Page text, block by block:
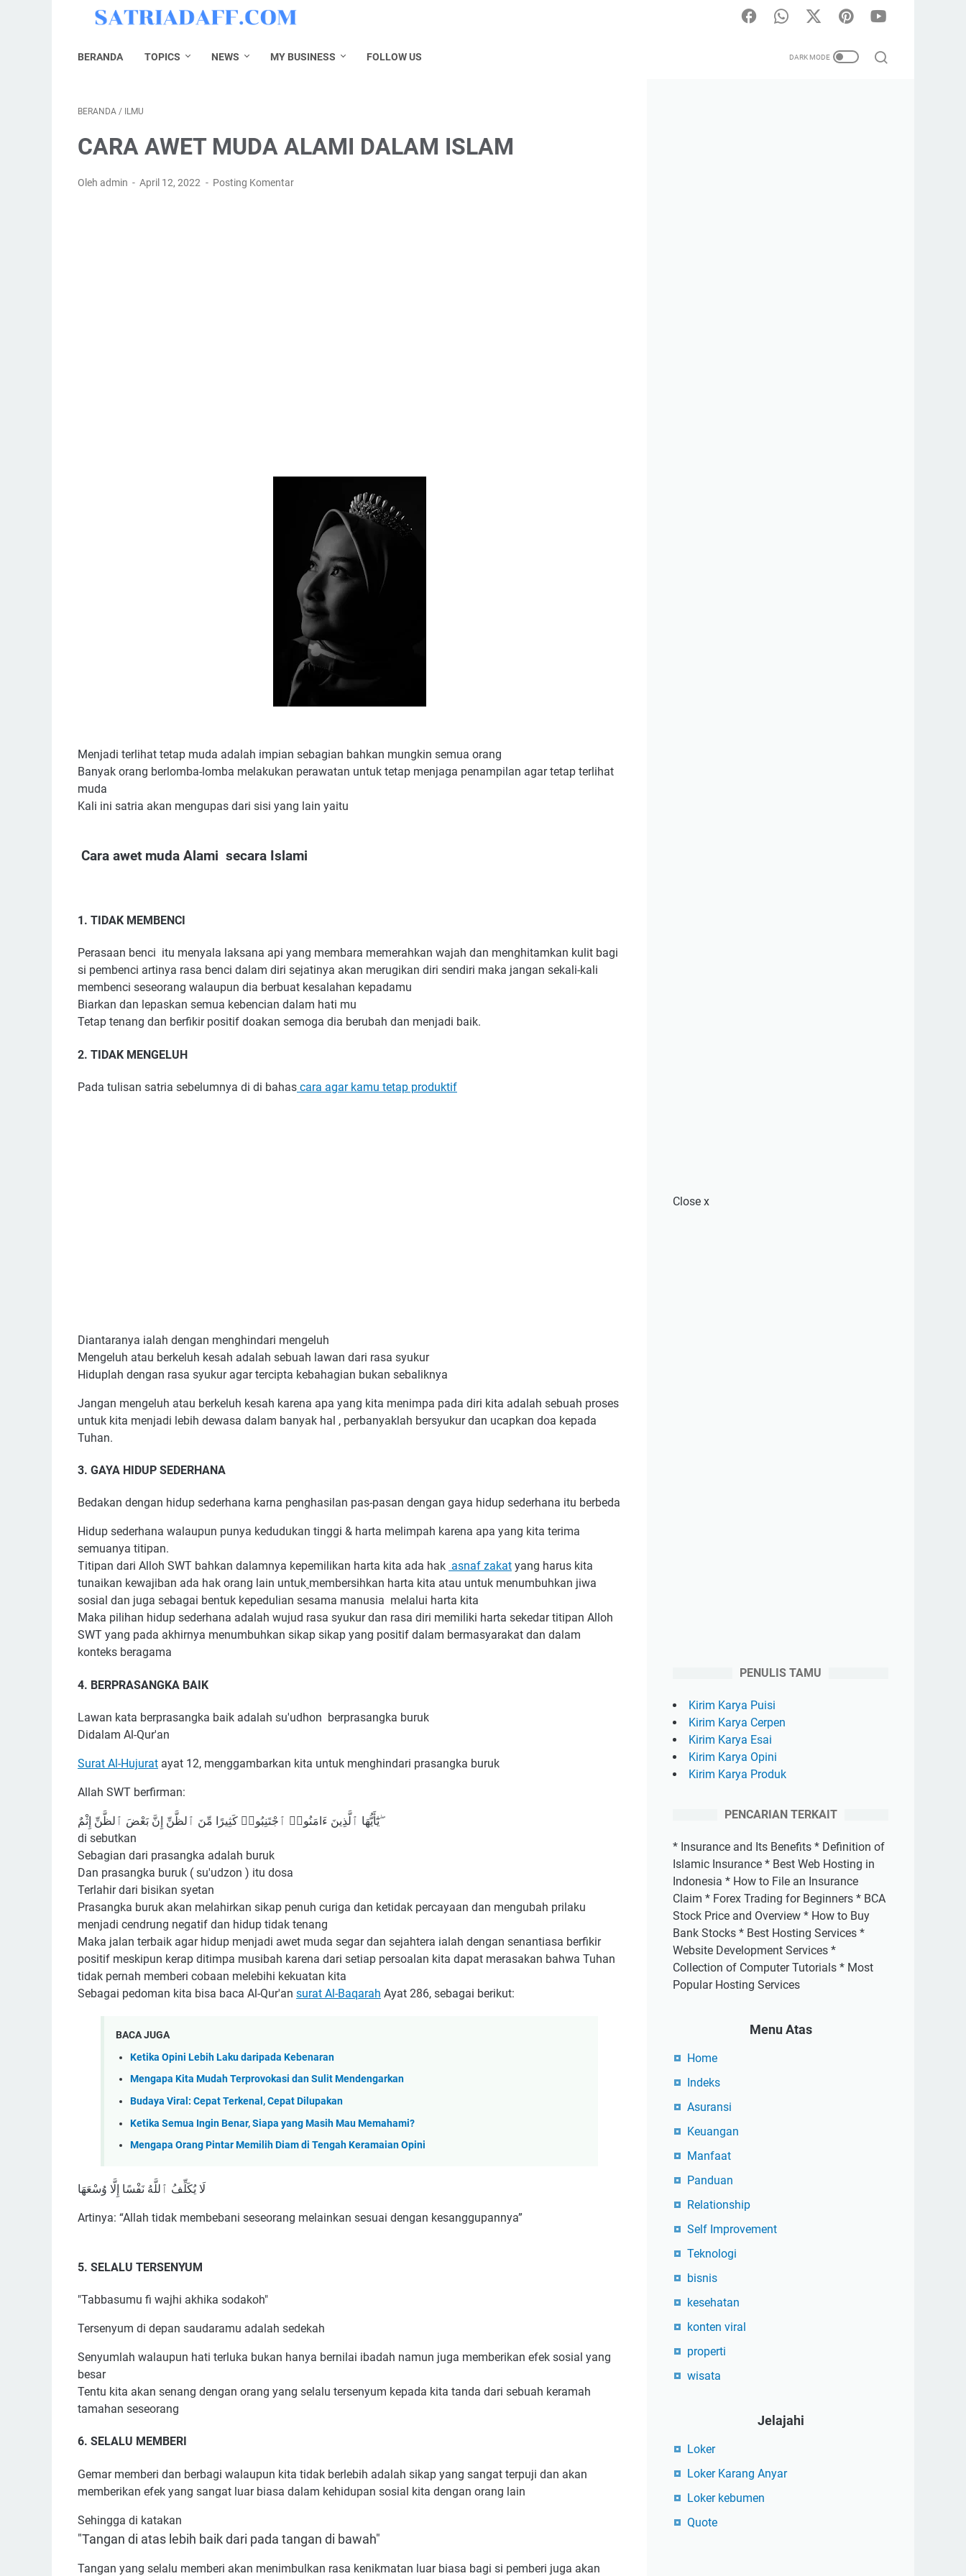
BERANDA TOPICS NEWS MY BUSINESS FOLLOW US
BERANDA / ILMU
CARA AWET MUDA ALAMI DALAM ISLAM
Oleh admin April 12, 2022 Posting Komentar
Menjadi terlihat tetap muda adalah impian sebagian bahkan mungkin semua orang
Banyak orang berlomba-lomba melakukan perawatan untuk tetap menjaga penampilan agar tetap terlihat
muda
Kali ini satria akan mengupas dari sisi yang lain yaitu
Cara awet muda Alami secara Islami
1. TIDAK MEMBENCI
Perasaan benci itu menyala laksana api yang membara memerahkan wajah dan menghitamkan kulit bagi
si pembenci artinya rasa benci dalam diri sejatinya akan merugikan diri sendiri maka jangan sekali-kali
membenci seseorang walaupun dia berbuat kesalahan kepadamu
Biarkan dan lepaskan semua kebencian dalam hati mu
Tetap tenang dan berfikir positif doakan semoga dia berubah dan menjadi baik.
2. TIDAK MENGELUH
Pada tulisan satria sebelumnya di di bahas cara agar kamu tetap produktif
Diantaranya ialah dengan menghindari mengeluh
Mengeluh atau berkeluh kesah adalah sebuah lawan dari rasa syukur
Hiduplah dengan rasa syukur agar tercipta kebahagian bukan sebaliknya
Jangan mengeluh atau berkeluh kesah karena apa yang kita menimpa pada diri kita adalah sebuah proses
untuk kita menjadi lebih dewasa dalam banyak hal , perbanyaklah bersyukur dan ucapkan doa kepada
Tuhan.
3. GAYA HIDUP SEDERHANA
Bedakan dengan hidup sederhana karna penghasilan pas-pasan dengan gaya hidup sederhana itu berbeda
Hidup sederhana walaupun punya kedudukan tinggi & harta melimpah karena apa yang kita terima
semuanya titipan.
Titipan dari Alloh SWT bahkan dalamnya kepemilikan harta kita ada hak asnaf zakat yang harus kita
tunaikan kewajiban ada hak orang lain untuk membersihkan harta kita atau untuk menumbuhkan jiwa
sosial dan juga sebagai bentuk kepedulian sesama manusia melalui harta kita
Maka pilihan hidup sederhana adalah wujud rasa syukur dan rasa diri memiliki harta sekedar titipan Alloh
SWT yang pada akhirnya menumbuhkan sikap sikap yang positif dalam bermasyarakat dan dalam
konteks beragama
4. BERPRASANGKA BAIK
Lawan kata berprasangka baik adalah su'udhon berprasangka buruk
Didalam Al-Qur'an
Surat Al-Hujurat ayat 12, menggambarkan kita untuk menghindari prasangka buruk
Allah SWT berfirman:
يَٰٓأَيُّهَا ٱلَّذِينَ ءَامَنُوا۟ ٱجْتَنِبُوا۟ كَثِيرًا مِّنَ ٱلظَّنِّ إِنَّ بَعْضَ ٱلظَّنِّ إِثْمٌ ۖ
di sebutkan
Sebagian dari prasangka adalah buruk
Dan prasangka buruk ( su'udzon ) itu dosa
Terlahir dari bisikan syetan
Prasangka buruk akan melahirkan sikap penuh curiga dan ketidak percayaan dan mengubah prilaku
menjadi cendrung negatif dan hidup tidak tenang
Maka jalan terbaik agar hidup menjadi awet muda segar dan sejahtera ialah dengan senantiasa berfikir
positif meskipun kerap ditimpa musibah karena dari setiap persoalan kita dapat merasakan bahwa Tuhan
tidak pernah memberi cobaan melebihi kekuatan kita
Sebagai pedoman kita bisa baca Al-Qur'an surat Al-Baqarah Ayat 286, sebagai berikut:
BACA JUGA
Ketika Opini Lebih Laku daripada Kebenaran
Mengapa Kita Mudah Terprovokasi dan Sulit Mendengarkan
Budaya Viral: Cepat Terkenal, Cepat Dilupakan
Ketika Semua Ingin Benar, Siapa yang Masih Mau Memahami?
Mengapa Orang Pintar Memilih Diam di Tengah Keramaian Opini
لَا يُكَلِّفُ ٱللَّهُ نَفْسًا إِلَّا وُسْعَهَا
Artinya: “Allah tidak membebani seseorang melainkan sesuai dengan kesanggupannya”
5. SELALU TERSENYUM
"Tabbasumu fi wajhi akhika sodakoh"
Tersenyum di depan saudaramu adalah sedekah
Senyumlah walaupun hati terluka bukan hanya bernilai ibadah namun juga memberikan efek sosial yang
besar
Tentu kita akan senang dengan orang yang selalu tersenyum kepada kita tanda dari sebuah keramah
tamahan seseorang
6. SELALU MEMBERI
Gemar memberi dan berbagi walaupun kita tidak berlebih adalah sikap yang sangat terpuji dan akan
memberikan efek yang sangat luar biasa dalam kehidupan sosial kita dengan orang lain
Sehingga di katakan
"Tangan di atas lebih baik dari pada tangan di bawah"
Tangan yang selalu memberi akan menimbulkan rasa kenikmatan luar biasa bagi si pemberi juga akan
Close x
PENULIS TAMU
Kirim Karya Puisi
Kirim Karya Cerpen
Kirim Karya Esai
Kirim Karya Opini
Kirim Karya Produk
PENCARIAN TERKAIT
* Insurance and Its Benefits * Definition of
Islamic Insurance * Best Web Hosting in
Indonesia * How to File an Insurance
Claim * Forex Trading for Beginners * BCA
Stock Price and Overview * How to Buy
Bank Stocks * Best Hosting Services *
Website Development Services *
Collection of Computer Tutorials * Most
Popular Hosting Services
Menu Atas
Home
Indeks
Asuransi
Keuangan
Manfaat
Panduan
Relationship
Self Improvement
Teknologi
bisnis
kesehatan
konten viral
properti
wisata
Jelajahi
Loker
Loker Karang Anyar
Loker kebumen
Quote